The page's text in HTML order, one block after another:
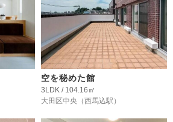
空を秘めた館
3LDK / 104.16㎡
大田区中央 （西馬込駅）